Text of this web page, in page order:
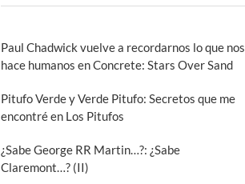
Paul Chadwick vuelve a recordarnos lo que nos
hace humanos en Concrete: Stars Over Sand
Pitufo Verde y Verde Pitufo: Secretos que me
encontré en Los Pitufos
¿Sabe George RR Martin…?: ¿Sabe
Claremont…? (II)